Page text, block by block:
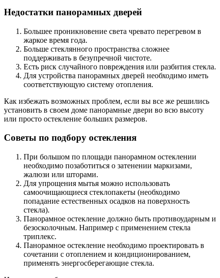
Недостатки панорамных дверей
Большее проникновение света чревато перегревом в
жаркое время года.
Больше стеклянного пространства сложнее
поддерживать в безупречной чистоте.
Есть риск случайного повреждения или разбития стекла.
Для устройства панорамных дверей необходимо иметь
соответствующую систему отопления.
Как избежать возможных проблем, если вы все же решились
установить в своем доме панорамные двери во всю высоту
или просто остекление больших размеров.
Советы по подбору остекления
При большом по площади панорамном остеклении
необходимо позаботиться о затенении маркизами,
жалюзи или шторами.
Для упрощения мытья можно использовать
самоочищающиеся стеклопакеты (необходимо
попадание естественных осадков на поверхность
стекла).
Панорамное остекление должно быть противоударным и
безосколочным. Например с применением стекла
триплекс.
Панорамное остекление необходимо проектировать в
сочетании с отоплением и кондиционированием,
применять энергосберегающие стекла.